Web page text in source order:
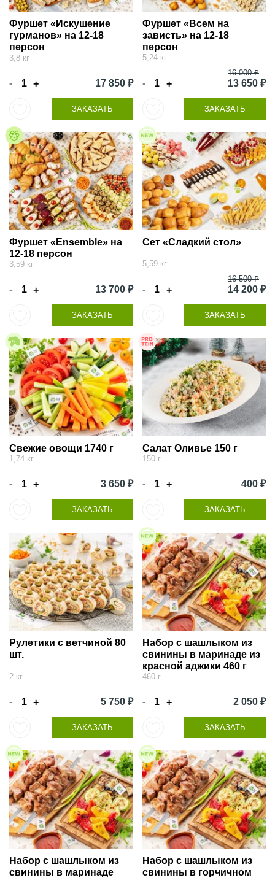
Фуршет «Искушение
гурманов» на 12-18
персон
3,8 кг
- + 17 850 ₽
ЗАКАЗАТЬ
Фуршет «Всем на
зависть» на 12-18
персон
5,24 кг
- +
16 000 ₽
13 650 ₽
ЗАКАЗАТЬ
Фуршет «Ensemble» на
12-18 персон
3,59 кг
- + 13 700 ₽
ЗАКАЗАТЬ
Сет «Сладкий стол»
5,59 кг
- +
16 500 ₽
14 200 ₽
ЗАКАЗАТЬ
Свежие овощи 1740 г
1,74 кг
- + 3 650 ₽
ЗАКАЗАТЬ
Салат Оливье 150 г
150 г
- + 400 ₽
ЗАКАЗАТЬ
Рулетики с ветчиной 80
шт.
2 кг
- + 5 750 ₽
ЗАКАЗАТЬ
Набор с шашлыком из
свинины в маринаде из
красной аджики 460 г
460 г
- + 2 050 ₽
ЗАКАЗАТЬ
Набор с шашлыком из
свинины в маринаде
Набор с шашлыком из
свинины в горчичном